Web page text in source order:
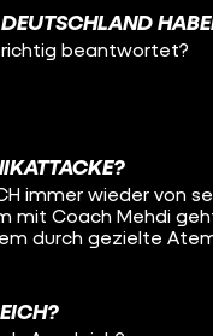
die nicht nur
es ist, in einer
Tag stärken ihr Max
Probleme
Links, die
Gewalt
beantwortet?
immer wieder von
mit Coach Mehdi
durch gezielte